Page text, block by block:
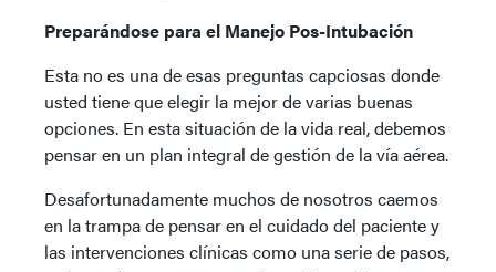
Preparándose para el Manejo Pos-Intubación
Esta no es una de esas preguntas capciosas donde
usted tiene que elegir la mejor de varias buenas
opciones. En esta situación de la vida real, debemos
pensar en un plan integral de gestión de la vía aérea.
Desafortunadamente muchos de nosotros caemos
en la trampa de pensar en el cuidado del paciente y
las intervenciones clínicas como una serie de pasos,